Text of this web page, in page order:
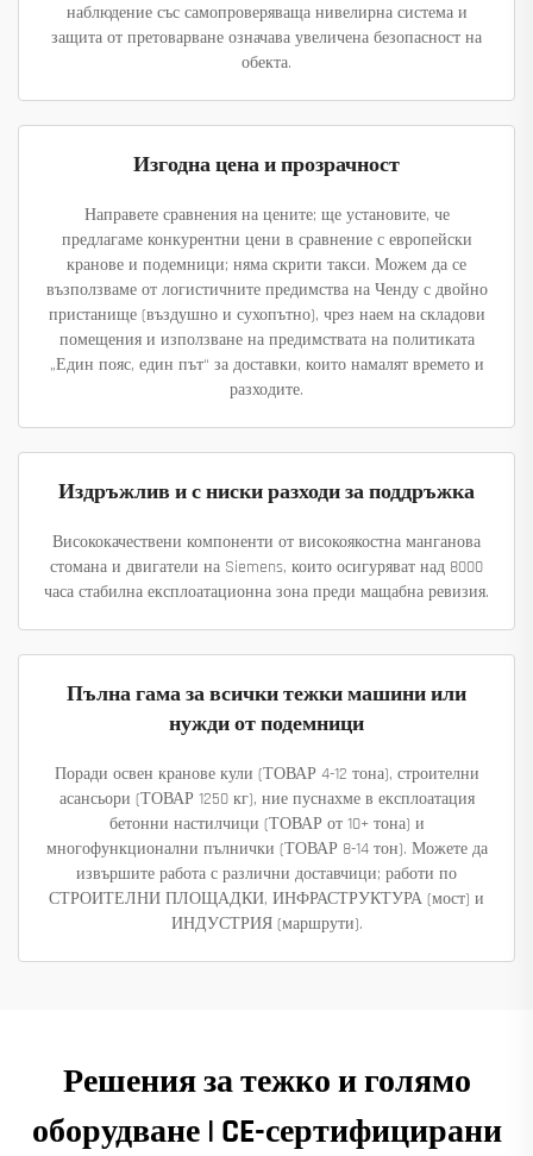
наблюдение със самопроверяваща нивелирна система и
защита от претоварване означава увеличена безопасност на
обекта.
Изгодна цена и прозрачност
Направете сравнения на цените; ще установите, че
предлагаме конкурентни цени в сравнение с европейски
кранове и подемници; няма скрити такси. Можем да се
възползваме от логистичните предимства на Ченду с двойно
пристанище (въздушно и сухопътно), чрез наем на складови
помещения и използване на предимствата на политиката
„Един пояс, един път“ за доставки, които намалят времето и
разходите.
Издръжлив и с ниски разходи за поддръжка
Висококачествени компоненти от високоякостна манганова
стомана и двигатели на Siemens, които осигуряват над 8000
часа стабилна експлоатационна зона преди мащабна ревизия.
Пълна гама за всички тежки машини или
нужди от подемници
Поради освен кранове кули (ТОВАР 4-12 тона), строителни
асансьори (ТОВАР 1250 кг), ние пуснахме в експлоатация
бетонни настилчици (ТОВАР от 10+ тона) и
многофункционални пълнички (ТОВАР 8-14 тон). Можете да
извършите работа с различни доставчици; работи по
СТРОИТЕЛНИ ПЛОЩАДКИ, ИНФРАСТРУКТУРА (мост) и
ИНДУСТРИЯ (маршрути).
Решения за тежко и голямо
оборудване | CE-сертифицирани